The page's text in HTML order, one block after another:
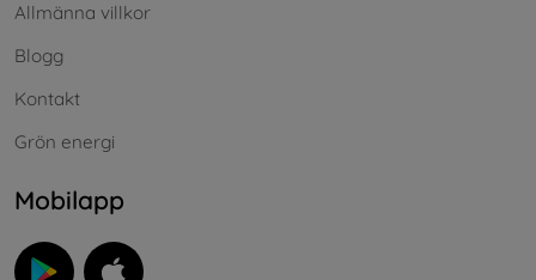
Allmänna villkor
Blogg
Kontakt
Grön energi
Mobilapp